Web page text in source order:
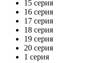
15 серия
16 серия
17 серия
18 серия
19 серия
20 серия
1 серия